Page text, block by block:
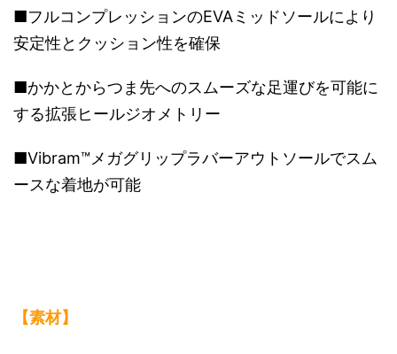
■フルコンプレッションのEVAミッドソールにより
安定性とクッション性を確保
■かかとからつま先へのスムーズな足運びを可能に
する拡張ヒールジオメトリー
■Vibram™メガグリップラバーアウトソールでスム
ースな着地が可能
【素材】